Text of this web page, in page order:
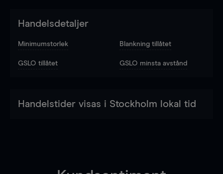
Handelsdetaljer
Minimumstorlek Blankning tillåtet
GSLO tillåtet GSLO minsta avstånd
Handelstider visas i Stockholm lokal tid